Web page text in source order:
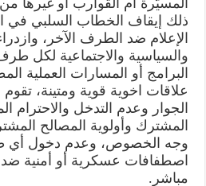
ذلك إيقاف الخطاب السلبي في
الإعلام ضد الطرف الآخر،
والسياسية والاجتماعية لكل
البرامج أو المسارات العملية
علاقات اخوية قوية ومتينة،
الجوار وعدم التدخل والاحترام
المشترك وأولوية المصالح
وجه الخصوص، وعدم دخول أي
اصطفافات عسكرية أو أمنية
مباشر.